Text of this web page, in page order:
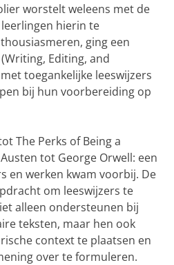
worstelt weleens met de
hierin te
ging een
Editing, and
toegankelijke leeswijzers
bij hun voorbereiding op
The Perks of Being a
tot George Orwell: een
en werken kwam voorbij. De
om leeswijzers te
alleen ondersteunen bij
teksten, maar hen ook
context te plaatsen en
over te formuleren.